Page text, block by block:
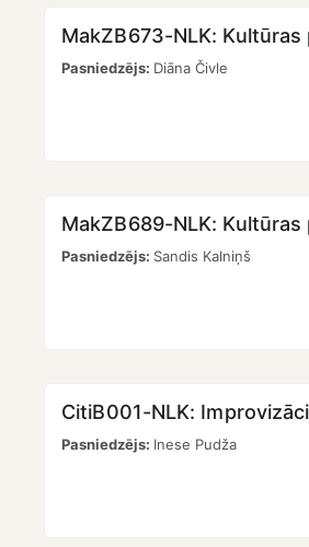
Pasniedzējs: Diāna Čivle
Pasniedzējs: Sandis Kalniņš
CitiB001-NLK:
Pasniedzējs: Inese Pudža